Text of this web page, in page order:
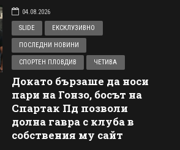
04.08.2026
SLIDE
ЕКСКЛУЗИВНО
ПОСЛЕДНИ НОВИНИ
СПОРТЕН ПЛОВДИВ ЧЕТИВА
Докато бързаше да носи
пари на Гонзо, босът на
Спартак Пд позволи
долна гавра с клуба в
собствения му сайт